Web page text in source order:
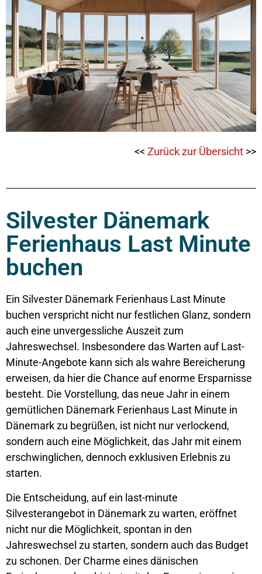
<< Zurück zur Übersicht >>
Silvester Dänemark
Ferienhaus Last Minute
buchen
Ein Silvester Dänemark Ferienhaus Last Minute
buchen verspricht nicht nur festlichen Glanz, sondern
auch eine unvergessliche Auszeit zum
Jahreswechsel. Insbesondere das Warten auf Last-
Minute-Angebote kann sich als wahre Bereicherung
erweisen, da hier die Chance auf enorme Ersparnisse
besteht. Die Vorstellung, das neue Jahr in einem
gemütlichen Dänemark Ferienhaus Last Minute in
Dänemark zu begrüßen, ist nicht nur verlockend,
sondern auch eine Möglichkeit, das Jahr mit einem
erschwinglichen, dennoch exklusiven Erlebnis zu
starten.
Die Entscheidung, auf ein last-minute
Silvesterangebot in Dänemark zu warten, eröffnet
nicht nur die Möglichkeit, spontan in den
Jahreswechsel zu starten, sondern auch das Budget
zu schonen. Der Charme eines dänischen